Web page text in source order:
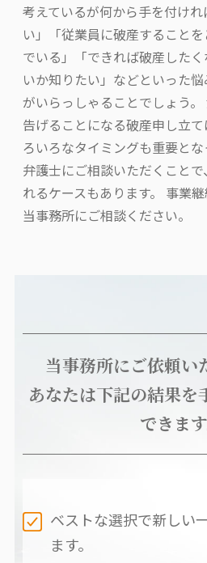
考えているが何から手を付け
い」「従業員に破産すること
でいる」「できれば破産した
いか知りたい」などといった
がいらっしゃることでしょう
告げることになる破産申し立
ろいろなタイミングも重要とな
弁護士にご相談いただくこと
れるケースもあります。 事業
当事務所にご相談ください。
当事務所にご依頼い
あなたは下記の結果を
できます
ベストな選択で新しい
ます。